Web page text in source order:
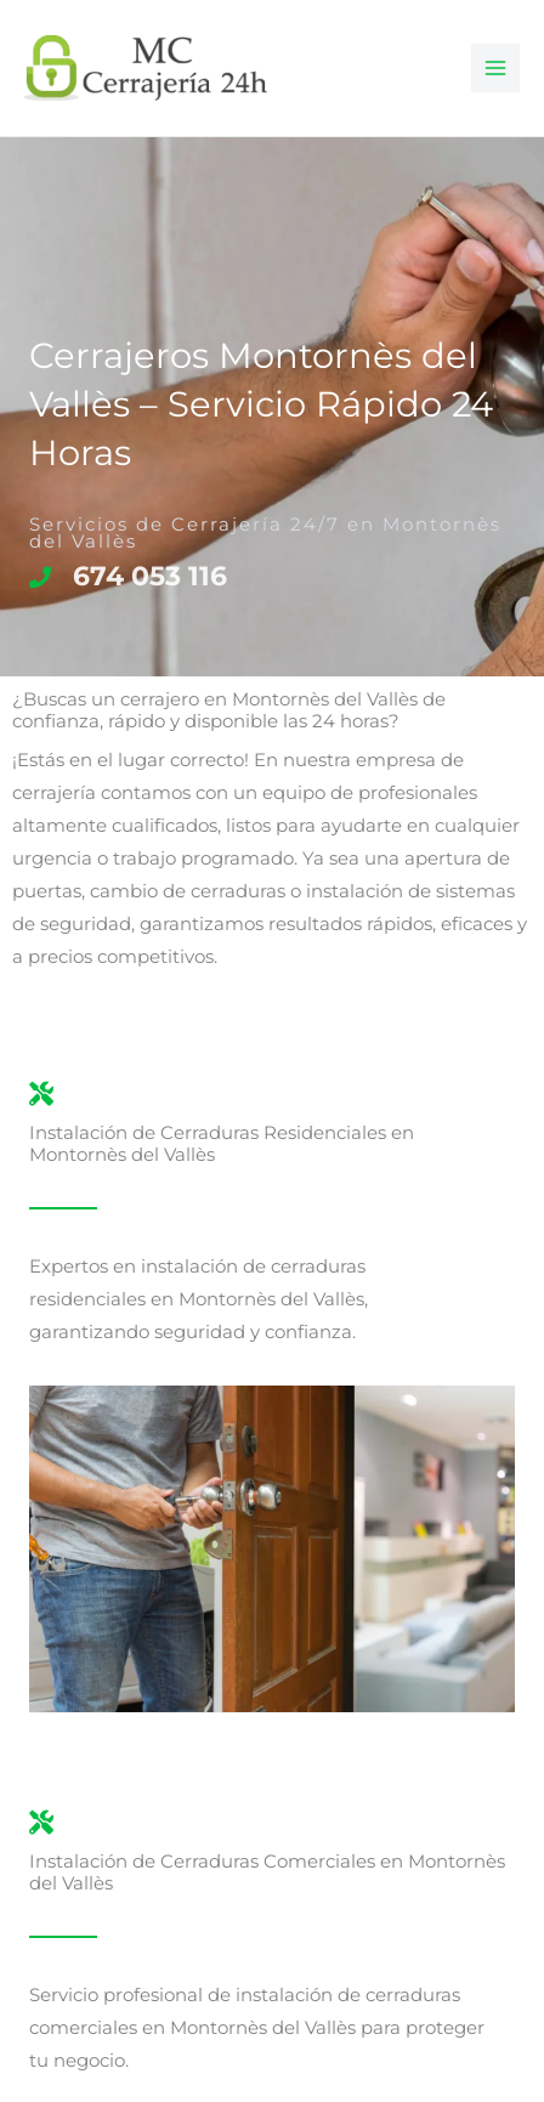
contenido
Cerrajeros Montornès del
Vallès – Servicio Rápido 24
Horas
Servicios de Cerrajería 24/7 en Montornès
del Vallès
674 053 116
¿Buscas un cerrajero en Montornès del Vallès de
confianza, rápido y disponible las 24 horas?
¡Estás en el lugar correcto! En nuestra empresa de
cerrajería contamos con un equipo de profesionales
altamente cualificados, listos para ayudarte en cualquier
urgencia o trabajo programado. Ya sea una apertura de
puertas, cambio de cerraduras o instalación de sistemas
de seguridad, garantizamos resultados rápidos, eficaces y
a precios competitivos.
Instalación de Cerraduras Residenciales en
Montornès del Vallès
Expertos en instalación de cerraduras
residenciales en Montornès del Vallès,
garantizando seguridad y confianza.
Instalación de Cerraduras Comerciales en Montornès
del Vallès
Servicio profesional de instalación de cerraduras
comerciales en Montornès del Vallès para proteger
tu negocio.